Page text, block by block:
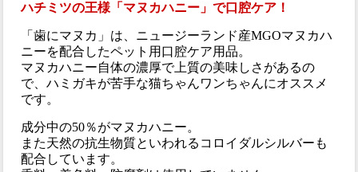
ハチミツの王様「マヌカハニー」で口腔ケア！
「歯にマヌカ」は、ニュージーランド産MGOマヌカハ
ニーを配合したペット用口腔ケア用品。
マヌカハニー自体の濃厚で上質の美味しさがあるの
で、ハミガキが苦手な猫ちゃんワンちゃんにオススメ
です。
成分中の50％がマヌカハニー。
また天然の抗生物質といわれるコロイダルシルバーも
配合しています。